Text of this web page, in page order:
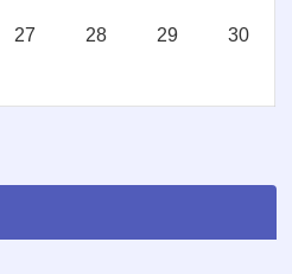
27 28 29 30